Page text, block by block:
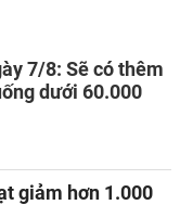
7/8: Sẽ có thêm
dưới 60.000
giảm hơn 1.000